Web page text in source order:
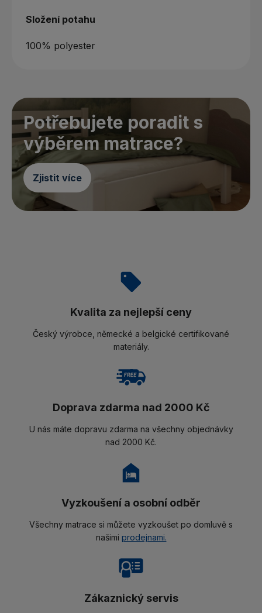
Složení potahu
100% polyester
Potřebujete poradit s
výběrem matrace?
Zjistit více
Kvalita za nejlepší ceny
Český výrobce, německé a belgické certifikované
materiály.
Doprava zdarma nad 2000 Kč
U nás máte dopravu zdarma na všechny objednávky
nad 2000 Kč.
Vyzkoušení a osobní odběr
Všechny matrace si můžete vyzkoušet po domluvě s
našimi prodejnami.
Zákaznický servis